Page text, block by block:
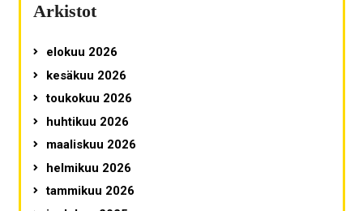
Arkistot
elokuu 2026
kesäkuu 2026
toukokuu 2026
huhtikuu 2026
maaliskuu 2026
helmikuu 2026
tammikuu 2026